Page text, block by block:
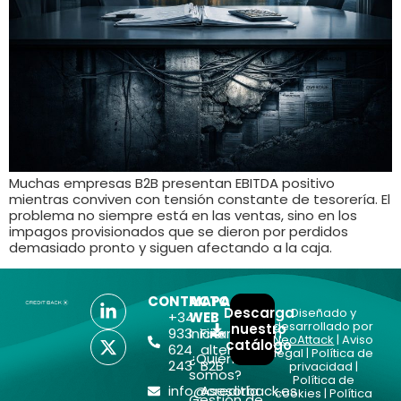
Muchas empresas B2B presentan EBITDA positivo
mientras conviven con tensión constante de tesorería. El
problema no siempre está en las ventas, sino en los
impagos provisionados que se dieron por perdidos
demasiado pronto y siguen afectando a la caja.
CONTACTO
+34
933
624
243
info@creditback.es
MAPA
WEB
Inicio
¿Quiénes
somos?
Financiación
alternativa
B2B
Asesoría
Descarga
nuestro
catálogo
Diseñado y
desarrollado por
NeoAttack |Aviso
legal | Política de
privacidad |
Política de
cookies | Política